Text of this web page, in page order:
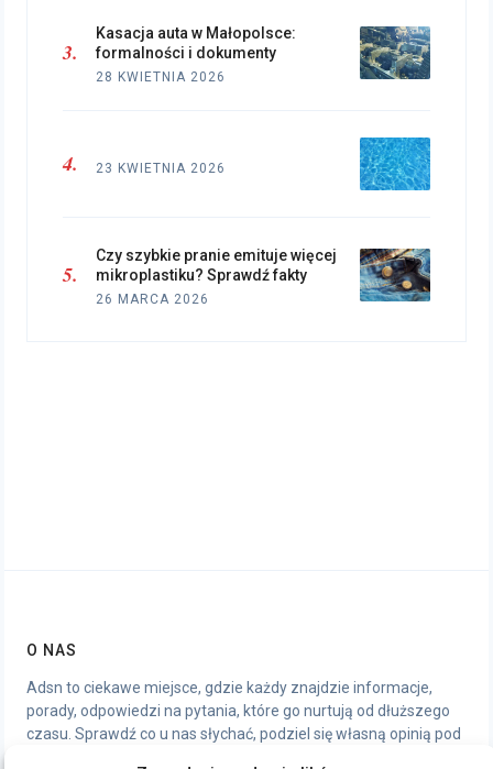
Kasacja auta w Małopolsce:
formalności i dokumenty
28 KWIETNIA 2026
23 KWIETNIA 2026
Czy szybkie pranie emituje więcej
mikroplastiku? Sprawdź fakty
26 MARCA 2026
O NAS
Adsn to ciekawe miejsce, gdzie każdy znajdzie informacje,
porady, odpowiedzi na pytania, które go nurtują od dłuższego
czasu. Sprawdź co u nas słychać, podziel się własną opinią pod